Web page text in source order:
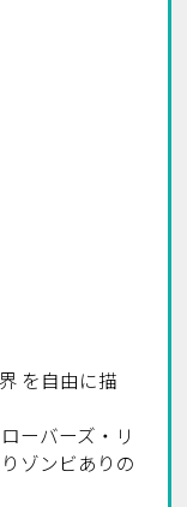
を自由に描
ーバーズ・リ
ゾンビありの